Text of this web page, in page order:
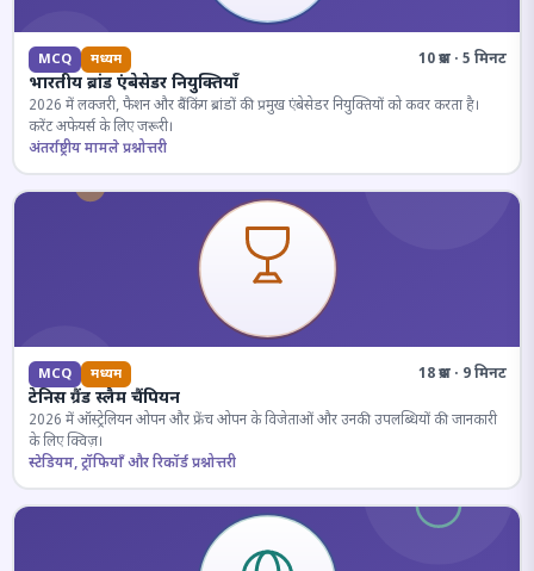
MCQ मध्यम 10 प्रश्न · 5 मिनट
भारतीय ब्रांड एंबेसेडर नियुक्तियाँ
2026 में लक्जरी, फैशन और बैंकिंग ब्रांडों की प्रमुख एंबेसेडर नियुक्तियों को कवर करता है।
करेंट अफेयर्स के लिए जरूरी।
अंतर्राष्ट्रीय मामले प्रश्नोत्तरी
MCQ मध्यम 18 प्रश्न · 9 मिनट
टेनिस ग्रैंड स्लैम चैंपियन
2026 में ऑस्ट्रेलियन ओपन और फ्रेंच ओपन के विजेताओं और उनकी उपलब्धियों की जानकारी
के लिए क्विज़।
स्टेडियम, ट्रॉफियाँ और रिकॉर्ड प्रश्नोत्तरी